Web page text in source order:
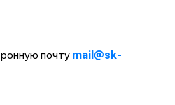
почту mail@sk-